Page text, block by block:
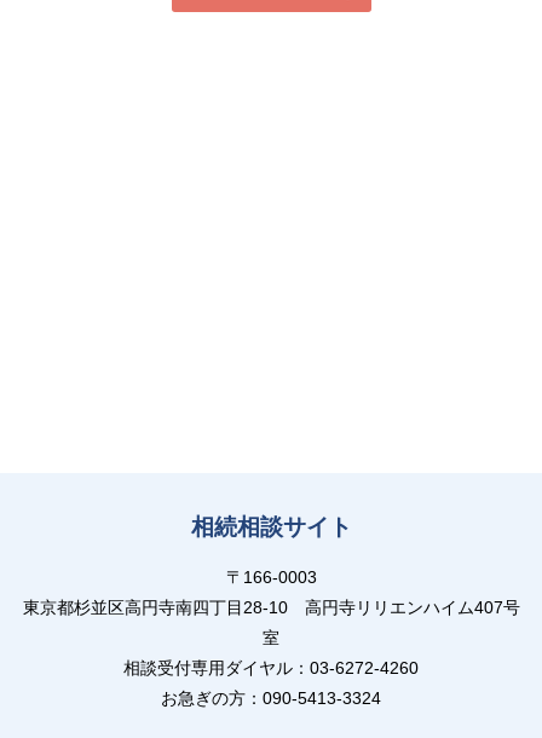
相続相談サイト
〒166-0003
東京都杉並区高円寺南四丁目28-10 高円寺リリエンハイム407号
室
相談受付専用ダイヤル：03-6272-4260
お急ぎの方：090-5413-3324